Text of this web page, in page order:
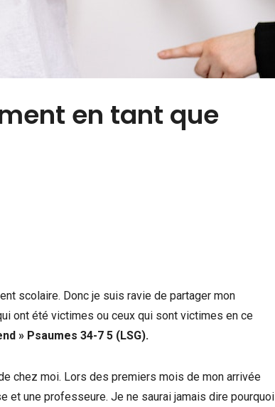
en tant que
scolaire. Donc je suis ravie de partager mon
ont été victimes ou ceux qui sont victimes en ce
» Psaumes 34-7 5 (LSG).
chez moi. Lors des premiers mois de mon arrivée
et une professeure. Je ne saurai jamais dire pourquoi